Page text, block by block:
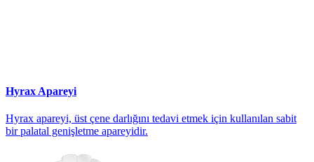
Hyrax Apareyi
Hyrax apareyi, üst çene darlığını tedavi etmek için kullanılan sabit
bir palatal genişletme apareyidir.